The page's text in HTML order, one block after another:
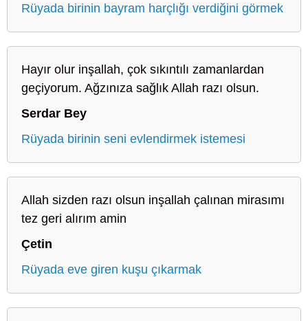
Rüyada birinin bayram harçlığı verdiğini görmek
Hayır olur inşallah, çok sıkıntılı zamanlardan
geçiyorum. Ağzınıza sağlık Allah razı olsun.
Serdar Bey
Rüyada birinin seni evlendirmek istemesi
Allah sizden razı olsun inşallah çalınan mirasımı
tez geri alırım amin
Çetin
Rüyada eve giren kuşu çıkarmak